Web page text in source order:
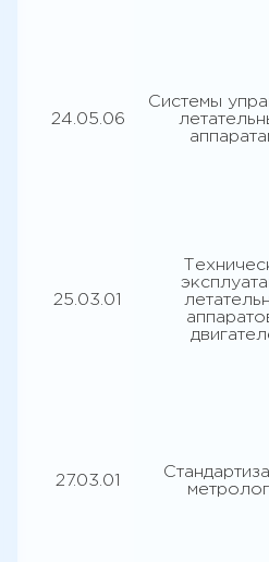
24.05.06
Системы
25.03.01
27.03.01